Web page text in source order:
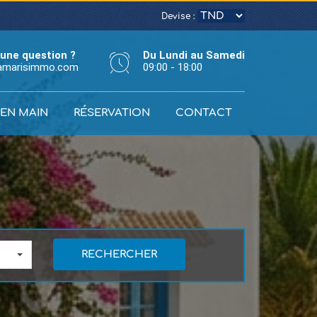
Devise :
question ?
Du Lundi au Samedi
09:00 - 18:00
MAIN RÉSERVATION CONTACT
RECHERCHER